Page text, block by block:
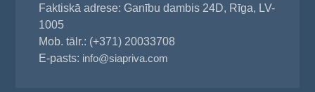
Faktiskā adrese: Ganību dambis 24D, Rīga, LV-
1005
Mob. tālr.: (+371) 20033708
E-pasts: info@siapriva.com